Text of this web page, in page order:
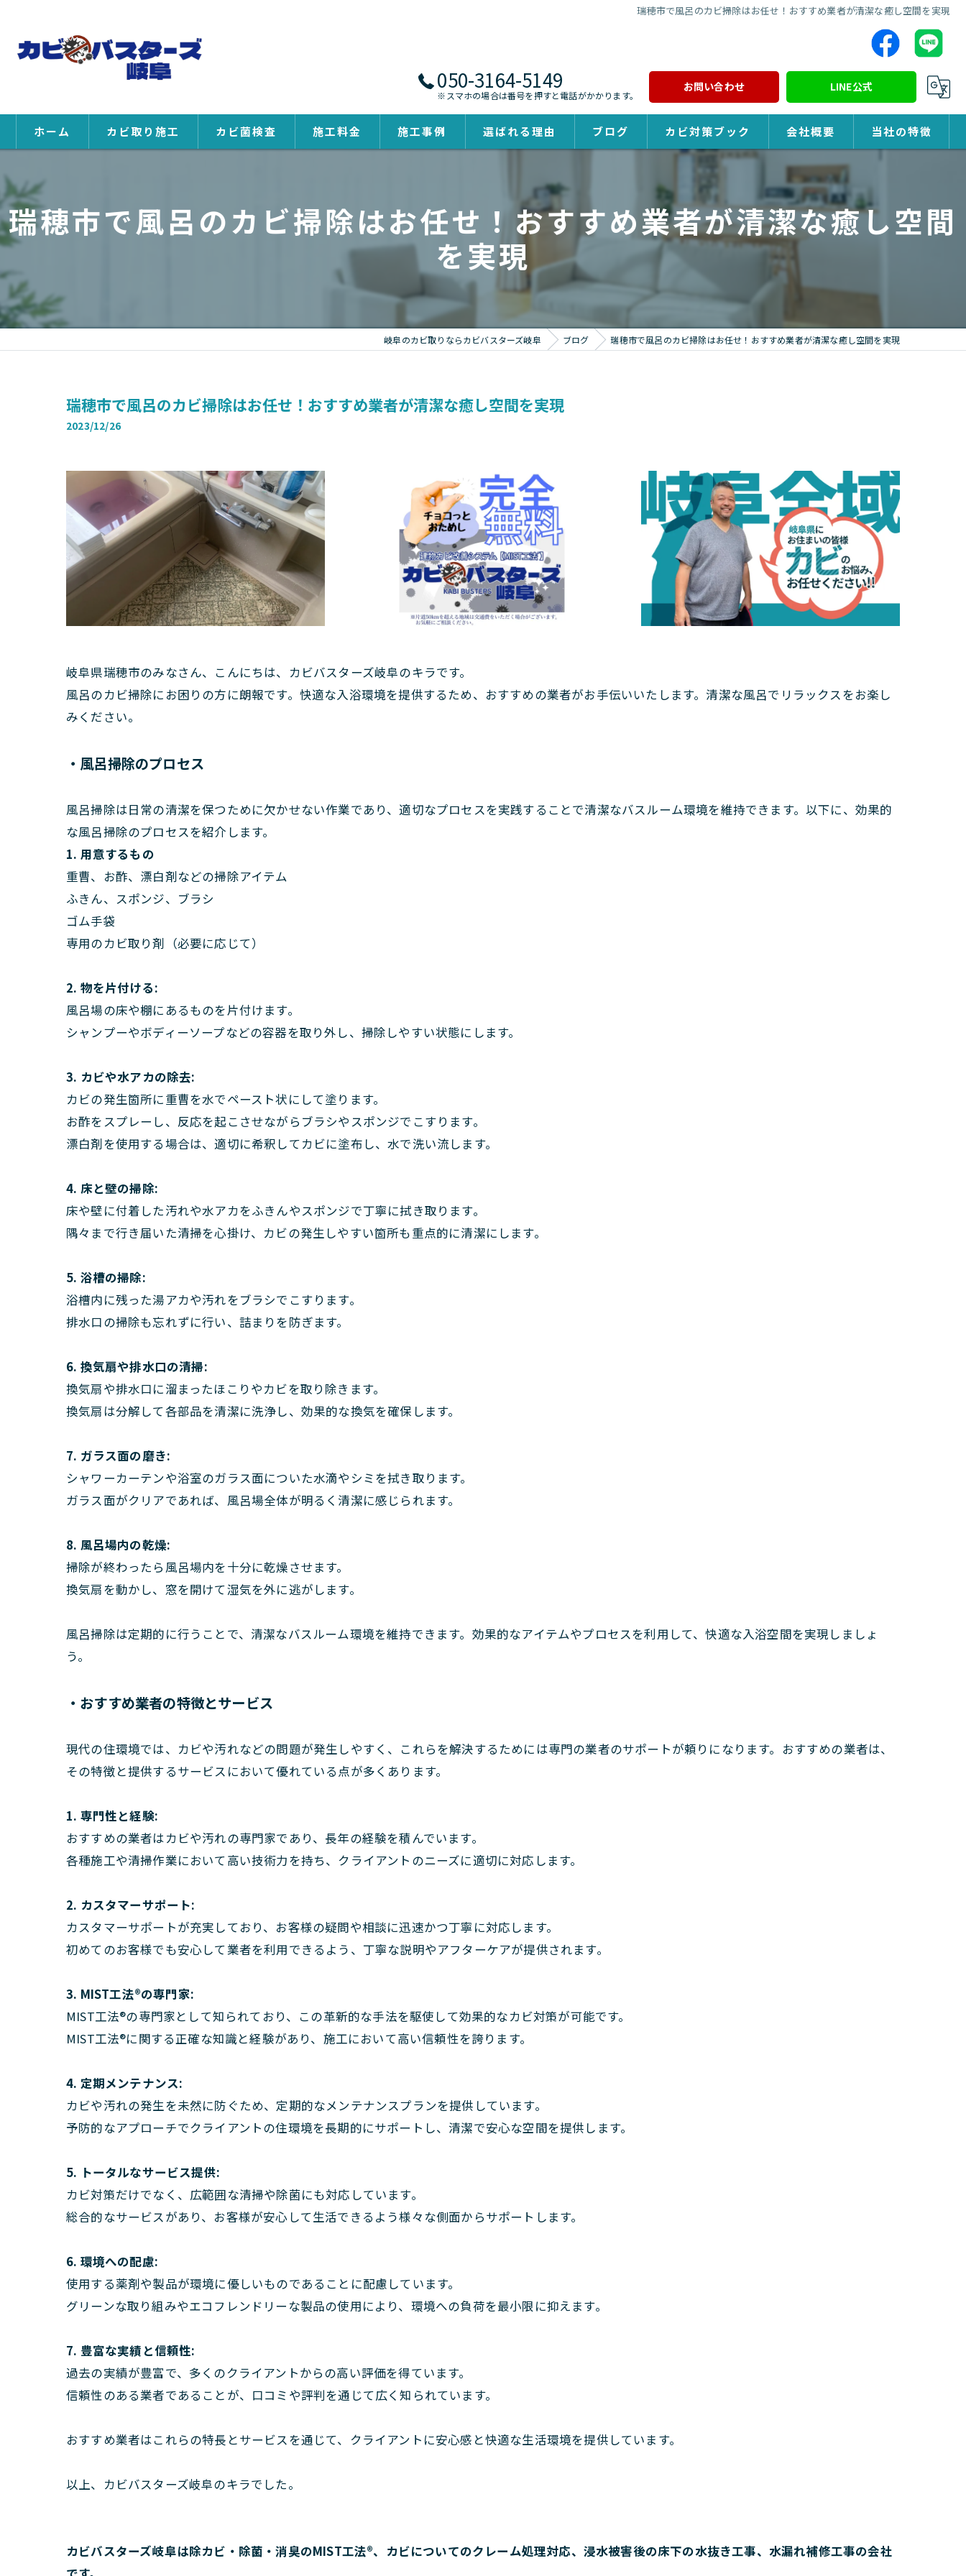
瑞穂市で風呂のカビ掃除はお任せ！おすすめ業者が清潔な癒し空間を実現
050-3164-5149
※スマホの場合は番号を押すと電話がかかります。
お問い合わせ LINE公式
ホーム カビ取り施工 カビ菌検査 施工料金 施工事例 選ばれる理由 ブログ カビ対策ブック 会社概要 当社の特徴
除カビ
瑞穂市で風呂のカビ掃除はお任せ！おすすめ業者が清潔な癒し空間
を実現
岐阜のカビ取りならカビバスターズ岐阜 ブログ 瑞穂市で風呂のカビ掃除はお任せ！おすすめ業者が清潔な癒し空間を実現
瑞穂市で風呂のカビ掃除はお任せ！おすすめ業者が清潔な癒し空間を実現
2023/12/26
岐阜県瑞穂市のみなさん、こんにちは、カビバスターズ岐阜のキラです。
風呂のカビ掃除にお困りの方に朗報です。快適な入浴環境を提供するため、おすすめの業者がお手伝いいたします。清潔な風呂でリラックスをお楽し
みください。
・風呂掃除のプロセス
風呂掃除は日常の清潔を保つために欠かせない作業であり、適切なプロセスを実践することで清潔なバスルーム環境を維持できます。以下に、効果的
な風呂掃除のプロセスを紹介します。
1. 用意するもの
重曹、お酢、漂白剤などの掃除アイテム
ふきん、スポンジ、ブラシ
ゴム手袋
専用のカビ取り剤（必要に応じて）
2. 物を片付ける:
風呂場の床や棚にあるものを片付けます。
シャンプーやボディーソープなどの容器を取り外し、掃除しやすい状態にします。
3. カビや水アカの除去:
カビの発生箇所に重曹を水でペースト状にして塗ります。
お酢をスプレーし、反応を起こさせながらブラシやスポンジでこすります。
漂白剤を使用する場合は、適切に希釈してカビに塗布し、水で洗い流します。
4. 床と壁の掃除:
床や壁に付着した汚れや水アカをふきんやスポンジで丁寧に拭き取ります。
隅々まで行き届いた清掃を心掛け、カビの発生しやすい箇所も重点的に清潔にします。
5. 浴槽の掃除:
浴槽内に残った湯アカや汚れをブラシでこすります。
排水口の掃除も忘れずに行い、詰まりを防ぎます。
6. 換気扇や排水口の清掃:
換気扇や排水口に溜まったほこりやカビを取り除きます。
換気扇は分解して各部品を清潔に洗浄し、効果的な換気を確保します。
7. ガラス面の磨き:
シャワーカーテンや浴室のガラス面についた水滴やシミを拭き取ります。
ガラス面がクリアであれば、風呂場全体が明るく清潔に感じられます。
8. 風呂場内の乾燥:
掃除が終わったら風呂場内を十分に乾燥させます。
換気扇を動かし、窓を開けて湿気を外に逃がします。
風呂掃除は定期的に行うことで、清潔なバスルーム環境を維持できます。効果的なアイテムやプロセスを利用して、快適な入浴空間を実現しましょ
う。
・おすすめ業者の特徴とサービス
現代の住環境では、カビや汚れなどの問題が発生しやすく、これらを解決するためには専門の業者のサポートが頼りになります。おすすめの業者は、
その特徴と提供するサービスにおいて優れている点が多くあります。
1. 専門性と経験:
おすすめの業者はカビや汚れの専門家であり、長年の経験を積んでいます。
各種施工や清掃作業において高い技術力を持ち、クライアントのニーズに適切に対応します。
2. カスタマーサポート:
カスタマーサポートが充実しており、お客様の疑問や相談に迅速かつ丁寧に対応します。
初めてのお客様でも安心して業者を利用できるよう、丁寧な説明やアフターケアが提供されます。
3. MIST工法®の専門家:
MIST工法®の専門家として知られており、この革新的な手法を駆使して効果的なカビ対策が可能です。
MIST工法®に関する正確な知識と経験があり、施工において高い信頼性を誇ります。
4. 定期メンテナンス:
カビや汚れの発生を未然に防ぐため、定期的なメンテナンスプランを提供しています。
予防的なアプローチでクライアントの住環境を長期的にサポートし、清潔で安心な空間を提供します。
5. トータルなサービス提供:
カビ対策だけでなく、広範囲な清掃や除菌にも対応しています。
総合的なサービスがあり、お客様が安心して生活できるよう様々な側面からサポートします。
6. 環境への配慮:
使用する薬剤や製品が環境に優しいものであることに配慮しています。
グリーンな取り組みやエコフレンドリーな製品の使用により、環境への負荷を最小限に抑えます。
7. 豊富な実績と信頼性:
過去の実績が豊富で、多くのクライアントからの高い評価を得ています。
信頼性のある業者であることが、口コミや評判を通じて広く知られています。
おすすめ業者はこれらの特長とサービスを通じて、クライアントに安心感と快適な生活環境を提供しています。
以上、カビバスターズ岐阜のキラでした。
カビバスターズ岐阜は除カビ・除菌・消臭のMIST工法®、カビについてのクレーム処理対応、浸水被害後の床下の水抜き工事、水漏れ補修工事の会社